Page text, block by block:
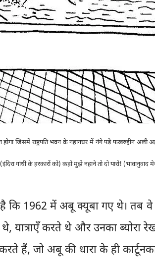
जिसमें राष्ट्रपति भवन के नहानघर में नंगे पड़े फख़रुद्दीन
गांधी के हरकारों को) कहो मुझे नहाने तो दो यारो! (भावानुवाद
कि 1962 में अबू क्यूबा गए थे। तब
यात्राएँ करते थे और उनका ब्योरा
हैं, जो अबू की धारा के ही